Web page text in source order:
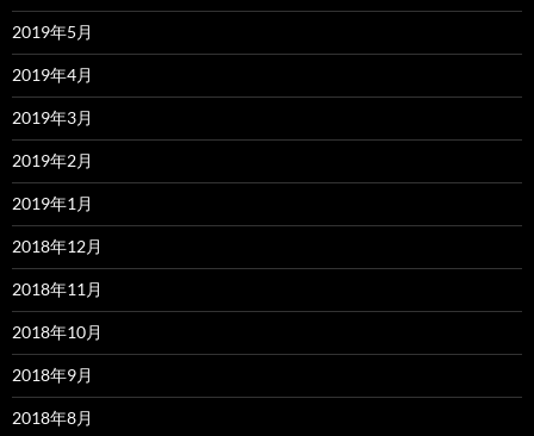
2019年5月
2019年4月
2019年3月
2019年2月
2019年1月
2018年12月
2018年11月
2018年10月
2018年9月
2018年8月